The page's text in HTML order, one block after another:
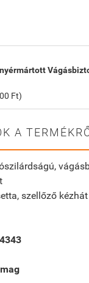
Ft)
A
szellőző kézhát